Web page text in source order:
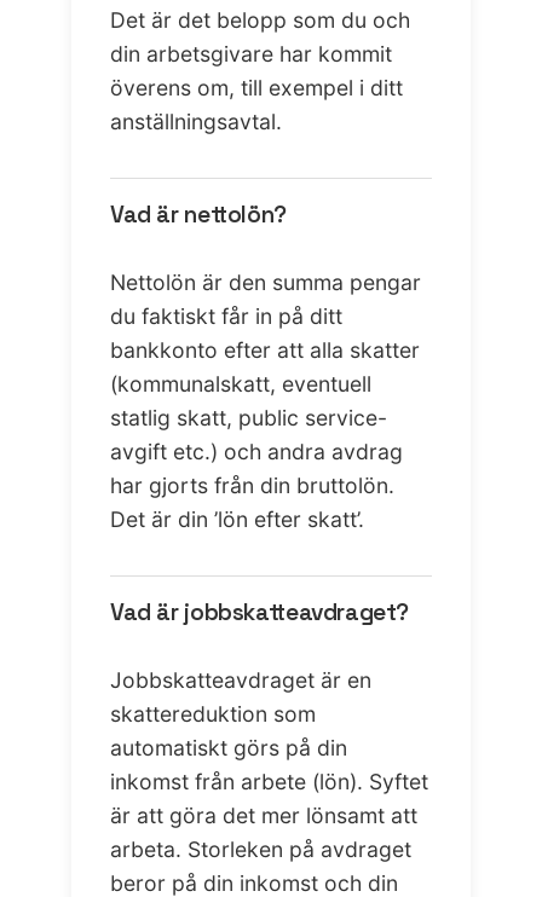
Det är det belopp som du och
din arbetsgivare har kommit
överens om, till exempel i ditt
anställningsavtal.
Vad är nettolön?
Nettolön är den summa pengar
du faktiskt får in på ditt
bankkonto efter att alla skatter
(kommunalskatt, eventuell
statlig skatt, public service-
avgift etc.) och andra avdrag
har gjorts från din bruttolön.
Det är din ’lön efter skatt’.
Vad är jobbskatteavdraget?
Jobbskatteavdraget är en
skattereduktion som
automatiskt görs på din
inkomst från arbete (lön). Syftet
är att göra det mer lönsamt att
arbeta. Storleken på avdraget
beror på din inkomst och din